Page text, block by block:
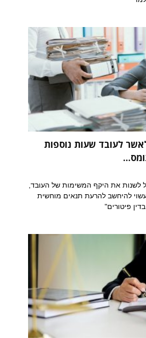
לעובד שעות נוספות
לשנות את היקף המשימות של העובד,
להיחשב להרעת תנאים מוחשית
פיטורים"